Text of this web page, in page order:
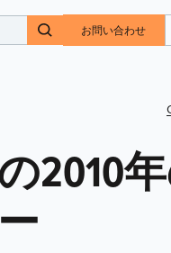
お問い合わせ
2010